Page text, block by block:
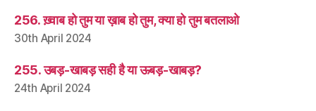
256. ख़्वाब हो तुम या ख़ाब हो तुम, क्या हो तुम बतलाओ
30th April 2024
255. उबड़-खाबड़ सही है या ऊबड़-खाबड़?
24th April 2024